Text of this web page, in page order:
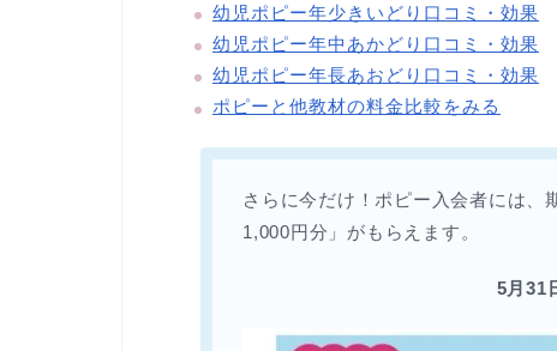
幼児ポピー年少きいどり口コミ・効果
幼児ポピー年中あかどり口コミ・効果
幼児ポピー年長あおどり口コミ・効果
ポピーと他教材の料金比較をみる
さらに今だけ！ポピー入会者には、
1,000円分」がもらえます。
5月31